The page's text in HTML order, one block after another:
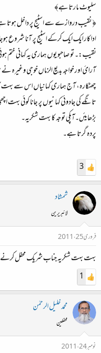
سلیوٹ مارتا ہے﴾
﴿ نقیب دروازے سے اسٹیج پر داخل ہوتا
اداکار ایک ایک کرکے اسٹیج پر آنا شروع
نقیب:۔ تو صاحبو یوں ہماری یہ کہانی ختم
آرائ اور خواجہ بدیع الزماں خوجی وغیرہ
چھٹکارہ، آج ہماری کہانیاں اس سے
تانگے کی جادوئی کہانیوں پر جانا کوئی
بڑھایئں۔آپکی توجہ کا بہت شکریہ۔
پردہ گرتا ہے۔
3
شمشاد
لائبریرین
فروری 25، 2011
بہت بہت شکریہ جناب شریک محفل کرنے
1
محمد خلیل الرحمٰن
محفلین
نومبر 24، 2011